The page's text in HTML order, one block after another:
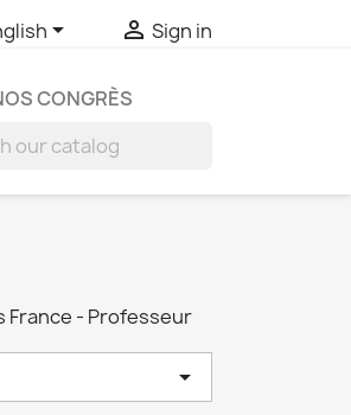
  Sign in
CONGRÈS
France - Professeur
